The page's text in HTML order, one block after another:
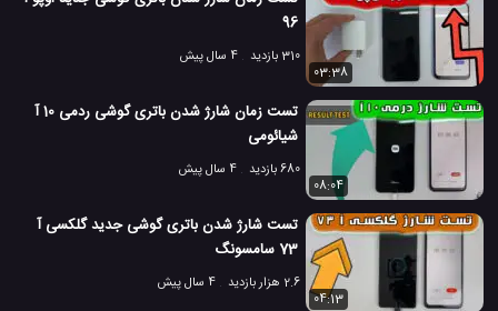
96
310 بازدید
4 سال پیش
03:38
تست زمان شارژ شدن باتری گوشی ردمی 10 آ
شیائومی
680 بازدید
4 سال پیش
08:04
تست شارژ شدن باتری گوشی جدید گلکسی آ
73 سامسونگ
2.6 هزار بازدید
4 سال پیش
04:13